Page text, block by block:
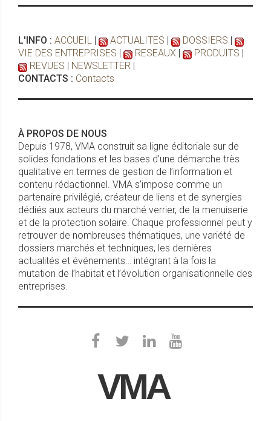
L'INFO : ACCUEIL | ACTUALITES | DOSSIERS |
VIE DES ENTREPRISES | RESEAUX | PRODUITS |
REVUES | NEWSLETTER |
CONTACTS : Contacts
À PROPOS DE NOUS
Depuis 1978, VMA construit sa ligne éditoriale sur de
solides fondations et les bases d’une démarche très
qualitative en termes de gestion de l’information et
contenu rédactionnel. VMA s’impose comme un
partenaire privilégié, créateur de liens et de synergies
dédiés aux acteurs du marché verrier, de la menuiserie
et de la protection solaire. Chaque professionnel peut y
retrouver de nombreuses thématiques, une variété de
dossiers marchés et techniques, les dernières
actualités et événements… intégrant à la fois la
mutation de l’habitat et l’évolution organisationnelle des
entreprises.
VMA